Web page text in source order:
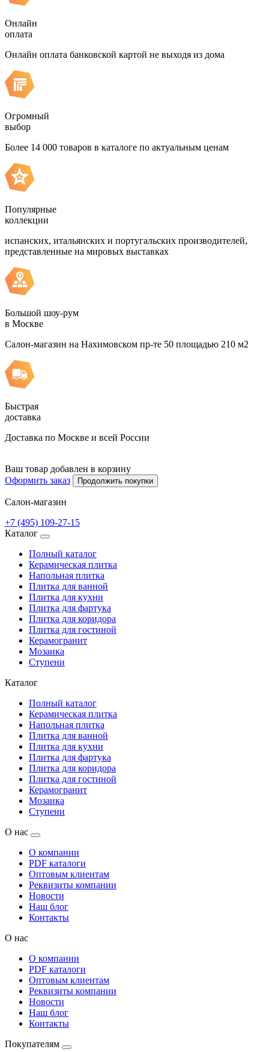
Онлайн
оплата
Онлайн оплата банковской картой не выходя из дома
Огромный
выбор
Более 14 000 товаров в каталоге по актуальным ценам
Популярные
коллекции
испанских, итальянских и португальских производителей,
представленные на мировых выставках
Большой шоу-рум
в Москве
Салон-магазин на Нахимовском пр-те 50 площадью 210 м2
Быстрая
доставка
Доставка по Москве и всей России
Ваш товар добавлен в корзину
Оформить заказ
Продолжить покупки
Салон-магазин
+7 (495) 109-27-15
Каталог
Полный каталог
Керамическая плитка
Напольная плитка
Плитка для ванной
Плитка для кухни
Плитка для фартука
Плитка для коридора
Плитка для гостиной
Керамогранит
Мозаика
Ступени
Каталог
Полный каталог
Керамическая плитка
Напольная плитка
Плитка для ванной
Плитка для кухни
Плитка для фартука
Плитка для коридора
Плитка для гостиной
Керамогранит
Мозаика
Ступени
О нас
О компании
PDF каталоги
Оптовым клиентам
Реквизиты компании
Новости
Наш блог
Контакты
О нас
О компании
PDF каталоги
Оптовым клиентам
Реквизиты компании
Новости
Наш блог
Контакты
Покупателям